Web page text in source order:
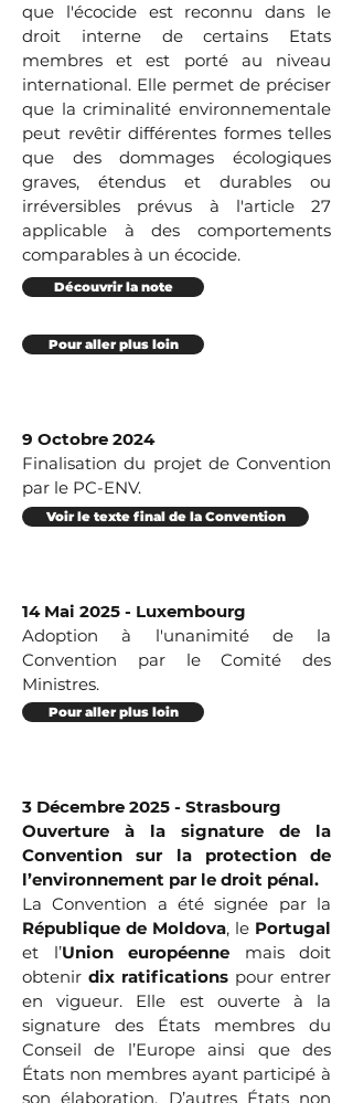
que l'écocide est reconnu dans le
droit interne de certains Etats
membres et est porté au niveau
international. Elle permet de préciser
que la criminalité environnementale
peut revêtir différentes formes telles
que des dommages écologiques
graves, étendus et durables ou
irréversibles prévus à l'article 27
applicable à des comportements
comparables à un écocide.
Découvrir la note
Pour aller plus loin
9 Octobre 2024
Finalisation du projet de Convention
par le PC-ENV.
Voir le texte final de la Convention
14 Mai 2025 - Luxembourg
Adoption à l'unanimité de la
Convention par le Comité des
Ministres.
Pour aller plus loin
3 Décembre 2025 - Strasbourg
Ouverture à la signature de la
Convention sur la protection de
l’environnement par le droit pénal.
La Convention a été signée par la
République de Moldova, le Portugal
et l’Union européenne mais doit
obtenir dix ratifications pour entrer
en vigueur. Elle est ouverte à la
signature des États membres du
Conseil de l’Europe ainsi que des
États non membres ayant participé à
son élaboration. D’autres États non